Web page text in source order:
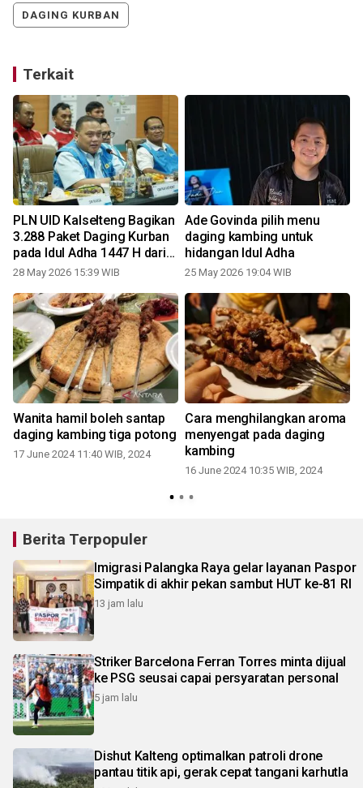
DAGING KURBAN
Terkait
PLN UID Kalselteng Bagikan
3.288 Paket Daging Kurban
pada Idul Adha 1447 H dari
22 Sapi dan 7 Kambing
28 May 2026 15:39 WIB
Ade Govinda pilih menu
daging kambing untuk
hidangan Idul Adha
25 May 2026 19:04 WIB
Wanita hamil boleh santap
daging kambing tiga potong
17 June 2024 11:40 WIB, 2024
Cara menghilangkan aroma
menyengat pada daging
kambing
16 June 2024 10:35 WIB, 2024
Berita Terpopuler
Imigrasi Palangka Raya gelar layanan Paspor
Simpatik di akhir pekan sambut HUT ke-81 RI
13 jam lalu
Striker Barcelona Ferran Torres minta dijual
ke PSG seusai capai persyaratan personal
5 jam lalu
Dishut Kalteng optimalkan patroli drone
pantau titik api, gerak cepat tangani karhutla